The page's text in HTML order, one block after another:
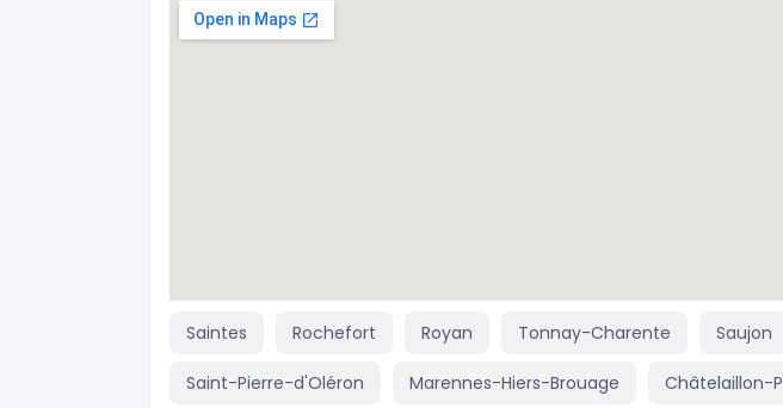
Saintes Rochefort Royan Tonnay-Charente Saujon
Saint-Pierre-d'Oléron Marennes-Hiers-Brouage Châtelaillon-